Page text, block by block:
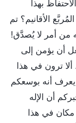
بهذا
الأقانيم؟ تم
من أمر لا يُصدَّق!
أن يؤمن إلى
ألا ترون في هذا
يعرف أنه بوسعكم
أن الإله
مكان في هذا